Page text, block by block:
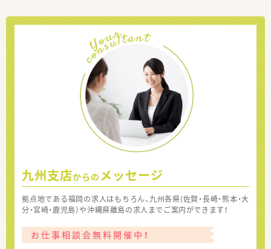
九州支店からの メッセージ
拠点地である福岡の求人はもちろん、九州各県(佐賀・長崎・熊本・大
分・宮崎・鹿児島）や沖縄県離島の求人までご案内ができます！
お仕事相談会無料開催中！